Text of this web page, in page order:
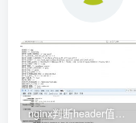
nginx判断header值转发不同upstream处理